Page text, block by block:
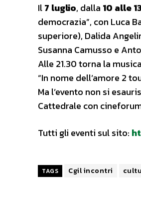
Il7 luglio, dalla 10 alle
democrazia”, con Luca
superiore), Dalida
Susanna Camusso e
Alle 21.30 torna la
“In nome dell’amore 2
Ma l’evento non si
Cattedrale con
Tutti gli eventi sul sito:
TAGS Cgil incontri